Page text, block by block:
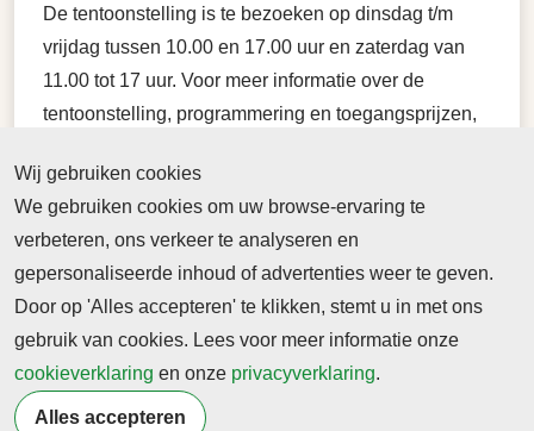
De tentoonstelling is te bezoeken op dinsdag t/m
vrijdag tussen 10.00 en 17.00 uur en zaterdag van
11.00 tot 17 uur. Voor meer informatie over de
tentoonstelling, programmering en toegangsprijzen,
Deze tentoonstelling wordt mede mogelijk gemaakt
door Stichting 1940-1945, Verzetsmuseum
Amsterdam, Acomo, Nationale Nederlanden,
Open.nl, VFonds en Het Genootschap voor het
Nationaal Archief.
Fotovan herbegrafenis Hannie Schaft op 27
november 1945. Fotograaf: Henk
Wij gebruiken cookies
We gebruiken cookies om uw browse-ervaring te
verbeteren, ons verkeer te analyseren en
gepersonaliseerde inhoud of advertenties weer te geven.
Door op 'Alles accepteren' te klikken, stemt u in met ons
gebruik van cookies. Lees voor meer informatie onze
cookieverklaring en onze privacyverklaring.
Alles accepteren